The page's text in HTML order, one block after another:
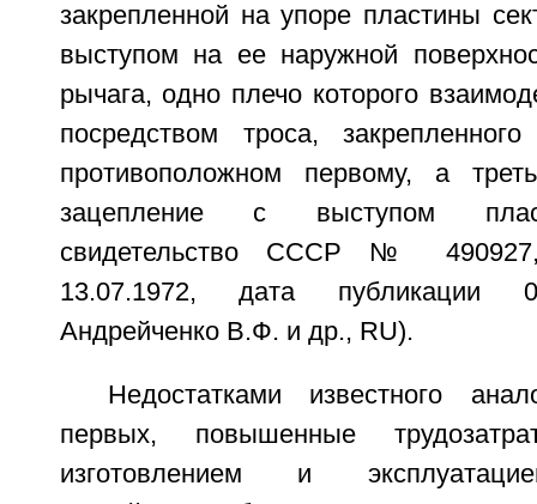
закрепленной на упоре пластины
выступом на ее наружной
рычага, одно плечо которого
посредством троса,
противоположном первому, а
зацепление с выступом
свидетельство СССР № 490927,
13.07.1972, дата публикации
Андрейченко В.Ф. и др., RU).
Недостатками известного
первых, повышенные
изготовлением и